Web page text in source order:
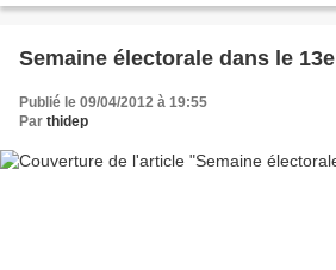
Semaine électorale dans le 13e
Publié le 09/04/2012 à 19:55
Par thidep